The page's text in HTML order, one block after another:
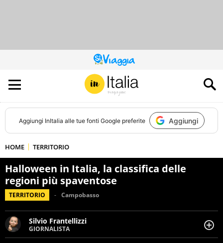
QUESTO
SITO
CONTRIBUISCE
ALL’AUDIENCE
DI
Aggiungi InItalia alle tue fonti Google preferite Aggiungi
HOME TERRITORIO
Halloween in Italia, la classifica delle
regioni più spaventose
TERRITORIO Campobasso
Silvio Frantellizzi
GIORNALISTA
Giornalista pubblicista. Da oltre dieci anni si occupa di